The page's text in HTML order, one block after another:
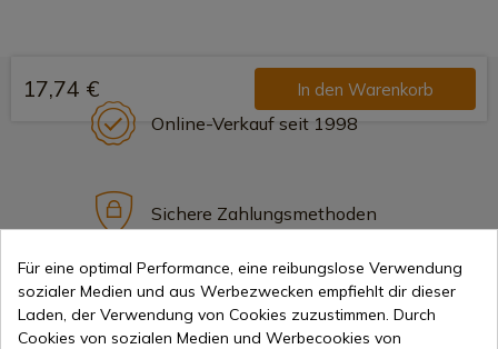
17,74 € In den Warenkorb
Online-Verkauf seit 1998
Sichere Zahlungsmethoden
Internationaler Versand
Für eine optimal Performance, eine reibungslose Verwendung
sozialer Medien und aus Werbezwecken empfiehlt dir dieser
Laden, der Verwendung von Cookies zuzustimmen. Durch
Cookies von sozialen Medien und Werbecookies von